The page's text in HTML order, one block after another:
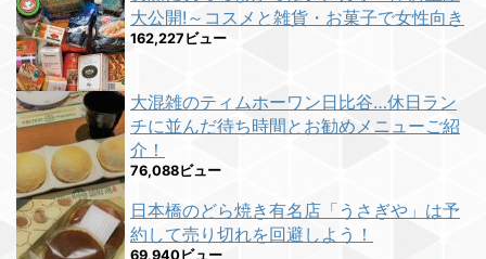
大公開!～コスメと雑貨・お菓子で女性向き
162,227ビュー
大混雑のティムホーワン日比谷…休日ラン
チに並んだ待ち時間とお勧めメニューご紹
介！
76,088ビュー
日本橋のどら焼き有名店「うさぎや」は予
約して売り切れを回避しよう！
69,940ビュー